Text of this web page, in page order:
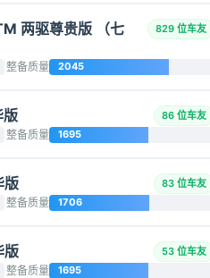
两驱尊贵版 （七
829 位车友
整备质量 2045
86 位车友
整备质量 1695
版 83 位车友
整备质量 1706
版 53 位车友
整备质量 1695